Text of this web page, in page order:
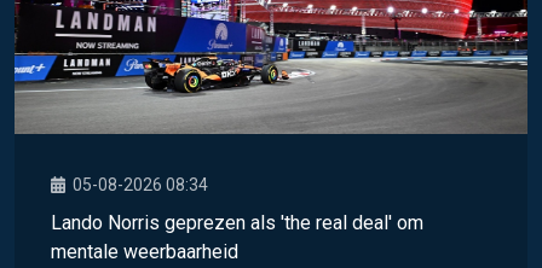
05-08-2026 08:34
Lando Norris geprezen als 'the real deal' om
mentale weerbaarheid